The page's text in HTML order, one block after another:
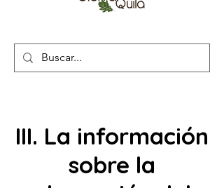
III. La información
sobre la